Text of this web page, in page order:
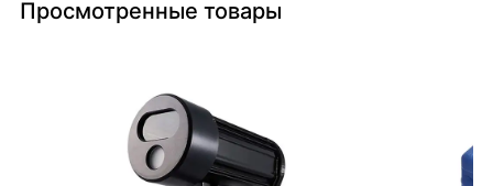
Просмотренные товары